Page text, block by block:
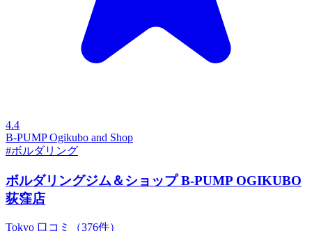
4.4
B-PUMP Ogikubo and Shop
#ボルダリング
ボルダリングジム＆ショップ B-PUMP OGIKUBO
荻窪店
Tokyo 口コミ（376件）